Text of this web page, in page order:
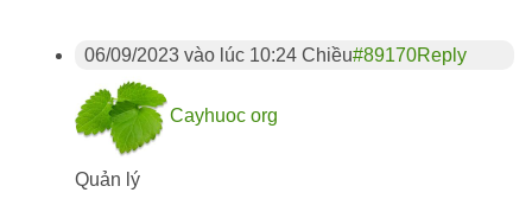
06/09/2023 vào lúc 10:24 Chiều#89170Reply
Cayhuoc org
Quản lý